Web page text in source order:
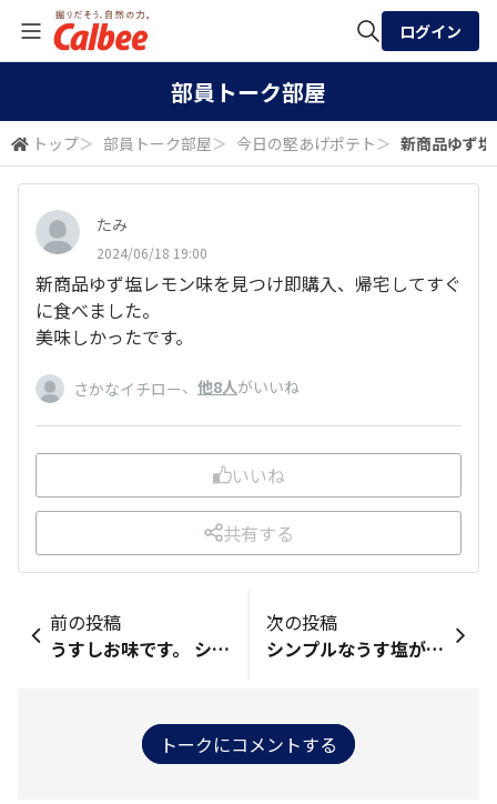
検索
ログイン
部員トーク部屋
トップ＞ 部員トーク部屋＞ 今日の堅あげポテト ＞ 新商品ゆず
たみ
2024/06/18 19:00
新商品ゆず塩レモン味を見つけ即購入、帰宅してすぐ
に食べました。
美味しかったです。
さかなイチロー、 他8人がいいね
いいね
共有する
前の投稿
うすしお味です。 シンプルで一番好き。
次の投稿
シンプルなうす塩が1番好きです！塩がこんなに甘味があっておいしいとは！！！
トークにコメントする